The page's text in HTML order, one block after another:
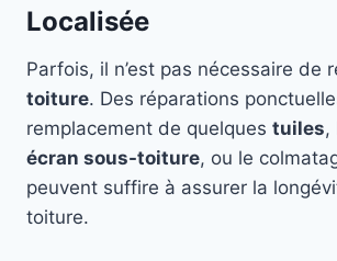
Localisée
Parfois, il n’est pas nécessaire de
toiture. Des réparations
remplacement de quelques tuiles,
écran sous-toiture, ou le
peuvent suffire à assurer la
toiture.